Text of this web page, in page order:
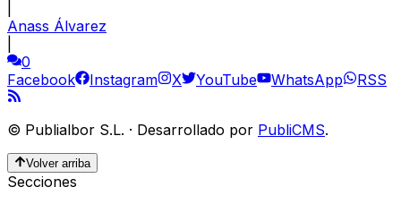
Anass Álvarez
0
Facebook
Instagram X YouTube WhatsApp RSS
© Publialbor S.L. · Desarrollado por PubliCMS.
Volver arriba
Secciones